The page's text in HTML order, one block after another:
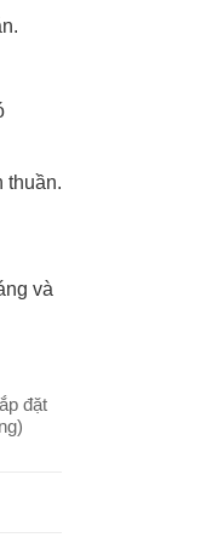
thuần.
và
đặt